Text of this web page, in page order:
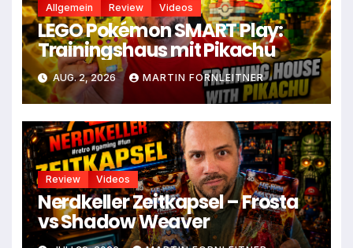
Allgemein Review Videos
LEGO Pokémon SMART Play:
Trainingshaus mit Pikachu
AUG. 2, 2026 MARTIN FORNLEITNER
Review Videos
Nerdkeller Zeitkapsel – Frosta
vs Shadow Weaver